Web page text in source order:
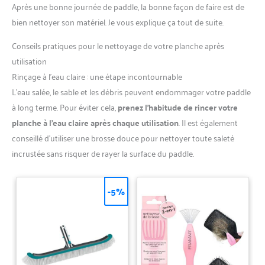
à transporter. La poignée en
nylon et le sac de rangement
inclus permettent de l’emporter
voiture, en camping ou en
voyage. La lampe LED intégrée
peut également servir de lampe
de secours, idéale pour une
utilisation de nuit au bord du lac
ou lors d’activités en plein air.
pendant les chaudes journées d’été. [Lumière LED Intégrée]
Cette pompe paddle électrique est équipée d’une lumière LED
intégrée, pratique pour une utilisation en extérieur la nuit et
pour rendre vos déplacements plus pratiques.
Après une bonne journée de paddle, la bonne façon de faire est de
bien nettoyer son matériel. Je vous explique ça tout de suite.
Conseils pratiques pour le nettoyage de votre planche après
utilisation
Rinçage à l’eau claire : une étape incontournable
L’eau salée, le sable et les débris peuvent endommager votre paddle
à long terme. Pour éviter cela,prenez l’habitude de rincer votre
planche à l’eau claire après chaque utilisation. Il est également
conseillé d’utiliser une brosse douce pour nettoyer toute saleté
incrustée sans risquer de rayer la surface du paddle.
-5%